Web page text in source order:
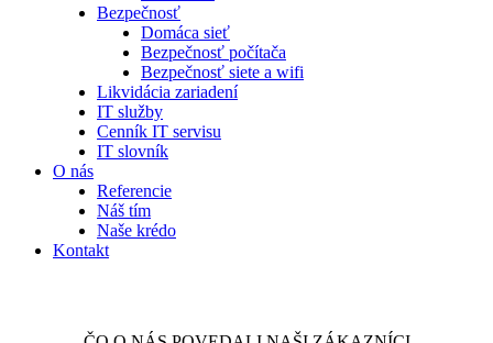
Bezpečnosť
Domáca sieť
Bezpečnosť počítača
Bezpečnosť siete a wifi
Likvidácia zariadení
IT služby
Cenník IT servisu
IT slovník
O nás
Referencie
Náš tím
Naše krédo
Kontakt